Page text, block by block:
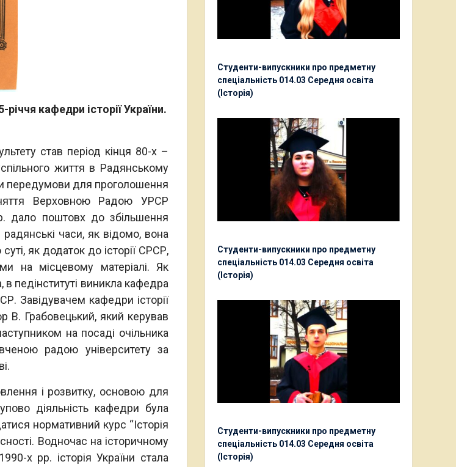
кафедри історії України.
став період кінця 80-х –
життя в Радянському
передумови для проголошення
Верховною Радою УРСР
дало поштовх до збільшення
радянські часи, як відомо, вона
як додаток до історії СРСР,
на місцевому матеріалі. Як
в педінституті виникла кафедра
Завідувачем кафедри історії
В. Грабовецький, який керував
на посаді очільника
радою університету за
і розвитку, основою для
діяльність кафедри була
нормативний курс “Історія
Водночас на історичному
х рр. історія України стала
Студенти-випускники про предметну
спеціальність 014.03 Середня освіта
(Історія)
Студенти-випускники про предметну
спеціальність 014.03 Середня освіта
(Історія)
Студенти-випускники про предметну
спеціальність 014.03 Середня освіта
(Історія)